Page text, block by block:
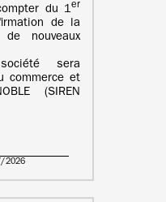
du 1er
de la
nouveaux
sera
commerce et
(SIREN
2026